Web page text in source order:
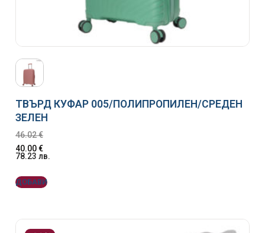
ТВЪРД КУФАР 005/ПОЛИПРОПИЛЕН/СРЕДЕН
ЗЕЛЕН
46.02€
40.00€
78.23 лв.
ДОБАВИ